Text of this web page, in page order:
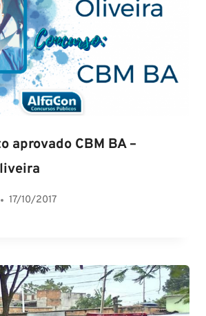
aprovado CBM BA –
17/10/2017